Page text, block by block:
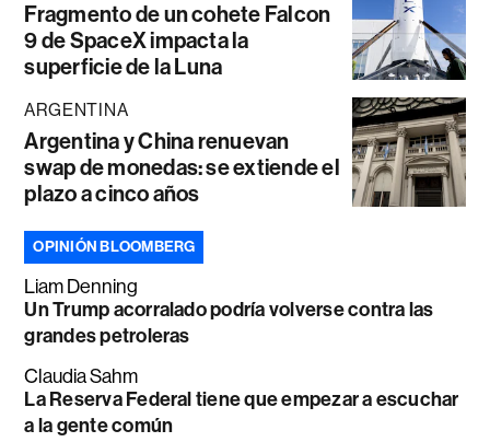
Fragmento de un cohete Falcon
9 de SpaceX impacta la
superficie de la Luna
ARGENTINA
Argentina y China renuevan
swap de monedas: se extiende el
plazo a cinco años
OPINIÓN BLOOMBERG
Liam Denning
Un Trump acorralado podría volverse contra las
grandes petroleras
Claudia Sahm
La Reserva Federal tiene que empezar a escuchar
a la gente común